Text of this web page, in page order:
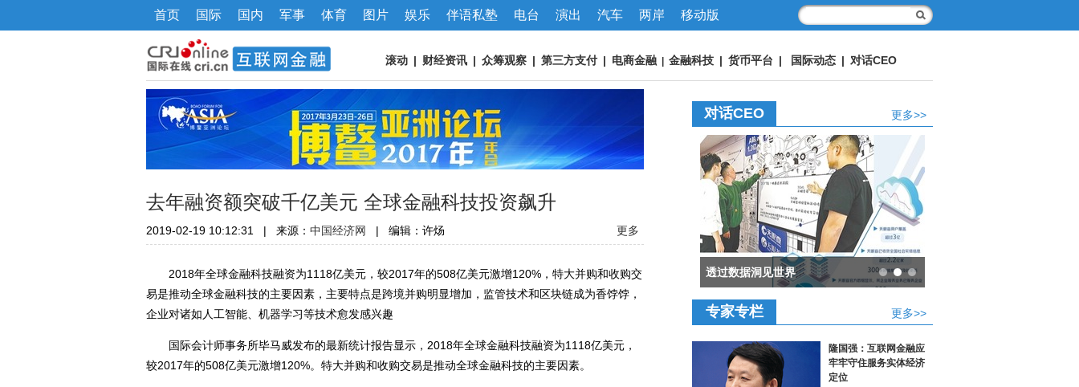
首页 国际 国内 军事 体育 图片 娱乐 伴语私塾 电台 演出 汽车 两岸 移动版
滚动 | 财经资讯 | 众筹观察 | 第三方支付 | 电商金融 金融科技 | 货币平台 | 国际动态 | 对话CEO
去年融资额突破千亿美元 全球金融科技投资飙升
2019-02-19 10:12:31 | 来源： 中国经济网 | 编辑：许炀 更多
2018年全球金融科技融资为1118亿美元，较2017年的508亿美元激增120%，特大并购和收购交
易是推动全球金融科技的主要因素，主要特点是跨境并购明显增加，监管技术和区块链成为香饽饽，
企业对诸如人工智能、机器学习等技术愈发感兴趣
国际会计师事务所毕马威发布的最新统计报告显示，2018年全球金融科技融资为1118亿美元，
较2017年的508亿美元激增120%。特大并购和收购交易是推动全球金融科技的主要因素。
对话CEO 更多>>
透过数据洞见世界
专家专栏 更多>>
隆国强：互联网金融应
牢牢守住服务实体经济
定位